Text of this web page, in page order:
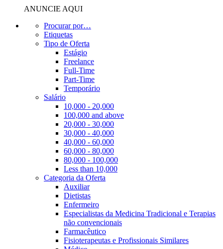
ANUNCIE AQUI
Procurar por…
Etiquetas
Tipo de Oferta
Estágio
Freelance
Full-Time
Part-Time
Temporário
Salário
10,000 - 20,000
100,000 and above
20,000 - 30,000
30,000 - 40,000
40,000 - 60,000
60,000 - 80,000
80,000 - 100,000
Less than 10,000
Categoria da Oferta
Auxiliar
Dietistas
Enfermeiro
Especialistas da Medicina Tradicional e Terapias
não convencionais
Farmacêutico
Fisioterapeutas e Profissionais Similares